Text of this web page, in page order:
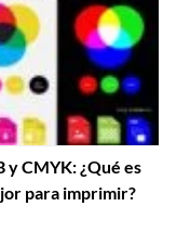
y CMYK: ¿Qué es
para imprimir?